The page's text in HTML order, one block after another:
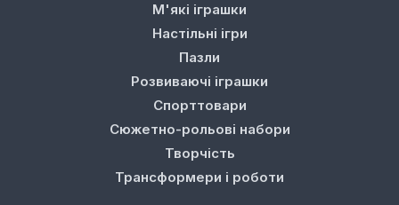
М'які іграшки
Настільні ігри
Пазли
Розвиваючі іграшки
Спорттовари
Сюжетно-рольові набори
Творчість
Трансформери і роботи